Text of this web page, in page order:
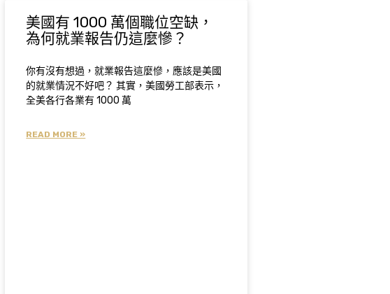
美國有 1000 萬個職位空缺，
為何就業報告仍這麼慘？
你有沒有想過，就業報告這麼慘，應該是美國
的就業情況不好吧？ 其實，美國勞工部表示，
全美各行各業有 1000 萬
READ MORE »